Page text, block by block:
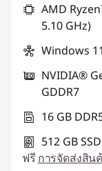
AMD
5.10 GHz)
Windows
NVIDIA®
GDDR7
16 GB
512 GB
ฟรี การจัดส่งสิน